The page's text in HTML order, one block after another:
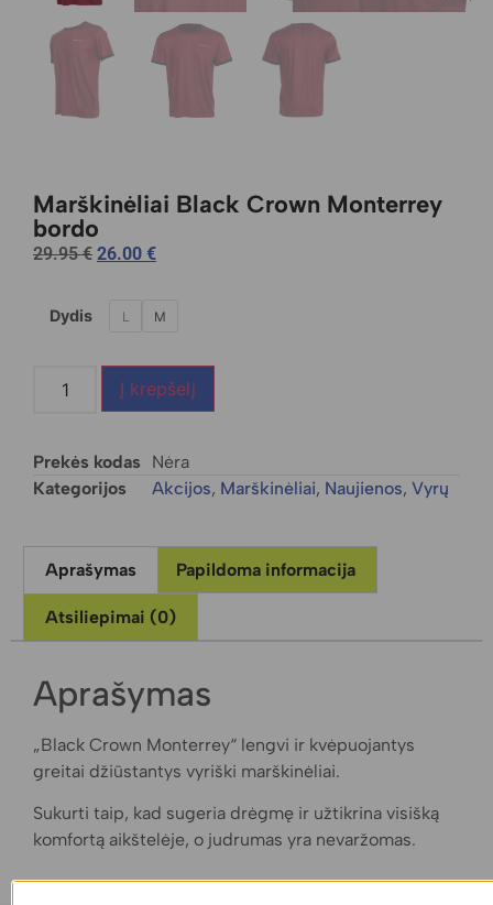
Marškinėliai Black Crown Monterrey
bordo
29.95€ 26.00 €
Dydis L M
Į krepšelį
Prekės kodas
Nėra
Kategorijos
Akcijos, Marškinėliai, Naujienos, Vyrų
Aprašymas Papildoma informacija
Atsiliepimai (0)
Aprašymas
„Black Crown Monterrey“ lengvi ir kvėpuojantys
greitai džiūstantys vyriški marškinėliai.
Sukurti taip, kad sugeria drėgmę ir užtikrina visišką
komfortą aikštelėje, o judrumas yra nevaržomas.